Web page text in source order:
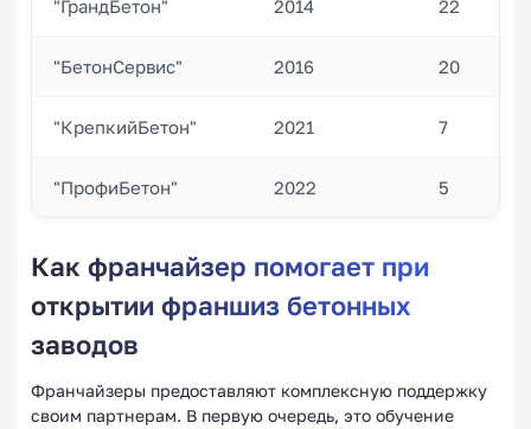
"ГрандБетон" 2014 22
"БетонСервис" 2016 20
"КрепкийБетон" 2021 7
"ПрофиБетон" 2022 5
Как франчайзер помогает при
открытии франшиз бетонных
заводов
Франчайзеры предоставляют комплексную поддержку
своим партнерам. В первую очередь, это обучение